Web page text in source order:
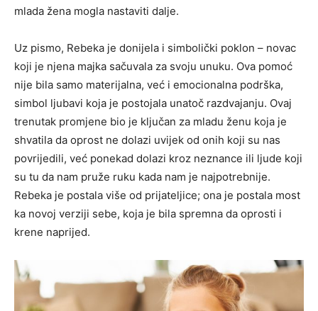
mlada žena mogla nastaviti dalje.
Uz pismo, Rebeka je donijela i simbolički poklon – novac
koji je njena majka sačuvala za svoju unuku. Ova pomoć
nije bila samo materijalna, već i emocionalna podrška,
simbol ljubavi koja je postojala unatoč razdvajanju. Ovaj
trenutak promjene bio je ključan za mladu ženu koja je
shvatila da oprost ne dolazi uvijek od onih koji su nas
povrijedili, već ponekad dolazi kroz neznance ili ljude koji
su tu da nam pruže ruku kada nam je najpotrebnije.
Rebeka je postala više od prijateljice; ona je postala most
ka novoj verziji sebe, koja je bila spremna da oprosti i
krene naprijed.